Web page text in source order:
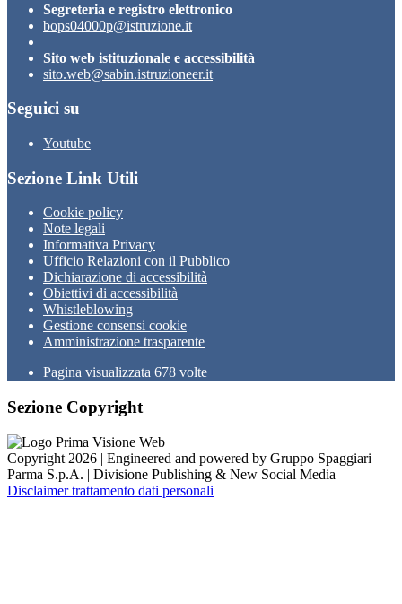
Segreteria e registro elettronico
bops04000p@istruzione.it
Sito web istituzionale e accessibilità
sito.web@sabin.istruzioneer.it
Seguici su
Youtube
Sezione Link Utili
Cookie policy
Note legali
Informativa Privacy
Ufficio Relazioni con il Pubblico
Dichiarazione di accessibilità
Obiettivi di accessibilità
Whistleblowing
Gestione consensi cookie
Amministrazione trasparente
Pagina visualizzata 678 volte
Sezione Copyright
Copyright 2026 | Engineered and powered by Gruppo Spaggiari
Parma S.p.A. | Divisione Publishing & New Social Media
Disclaimer trattamento dati personali